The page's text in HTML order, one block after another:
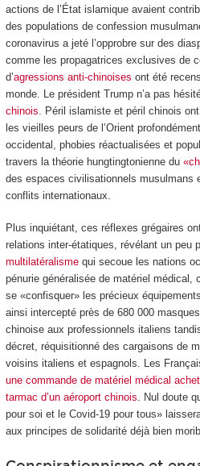
actions de l’État islamique avaient
des populations de confession
coronavirus a jeté l’opprobre sur des
comme les propagatrices exclusives de
d’agressions anti-chinoises ont été
monde. Le président Trump n’a pas
chinois . Péril islamiste et péril chinois
les vieilles peurs de l’Orient
occidental, phobies réactualisées et
travers la théorie hungtingtonienne du
des espaces civilisationnels musulmans
conflits internationaux.
Plus inquiétant, ces réflexes grégaires
relations inter-étatiques, révélant un peu
multilatéralismequi secoue les nations
pénurie généralisée de matériel médical,
se «confisquer» les précieux
ainsi intercepté près de 680 000
chinoise aux professionnels italiens
décret, réquisitionné des cargaisons de
voisins italiens et espagnols. Les
une commande de matériel médical
tarmac d’un aéroport chinois. Nul doute
pour soi et le Covid-19 pour tous»
aux principes de solidarité déjà bien